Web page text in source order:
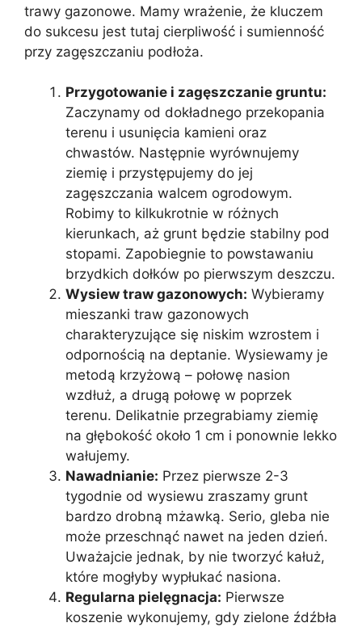
trawy gazonowe. Mamy wrażenie, że kluczem
do sukcesu jest tutaj cierpliwość i sumienność
przy zagęszczaniu podłoża.
Przygotowanie i zagęszczanie gruntu:
Zaczynamy od dokładnego przekopania
terenu i usunięcia kamieni oraz
chwastów. Następnie wyrównujemy
ziemię i przystępujemy do jej
zagęszczania walcem ogrodowym.
Robimy to kilkukrotnie w różnych
kierunkach, aż grunt będzie stabilny pod
stopami. Zapobiegnie to powstawaniu
brzydkich dołków po pierwszym deszczu.
Wysiew traw gazonowych: Wybieramy
mieszanki traw gazonowych
charakteryzujące się niskim wzrostem i
odpornością na deptanie. Wysiewamy je
metodą krzyżową – połowę nasion
wzdłuż, a drugą połowę w poprzek
terenu. Delikatnie przegrabiamy ziemię
na głębokość około 1 cm i ponownie lekko
wałujemy.
Nawadnianie: Przez pierwsze 2-3
tygodnie od wysiewu zraszamy grunt
bardzo drobną mżawką. Serio, gleba nie
może przeschnąć nawet na jeden dzień.
Uważajcie jednak, by nie tworzyć kałuż,
które mogłyby wypłukać nasiona.
Regularna pielęgnacja: Pierwsze
koszenie wykonujemy, gdy zielone źdźbła